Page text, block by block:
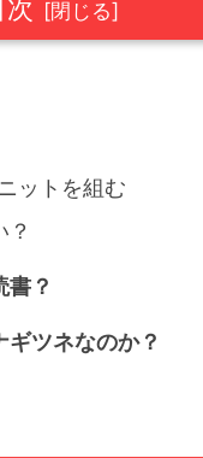
次
ットを組む
書？
ツネなのか？